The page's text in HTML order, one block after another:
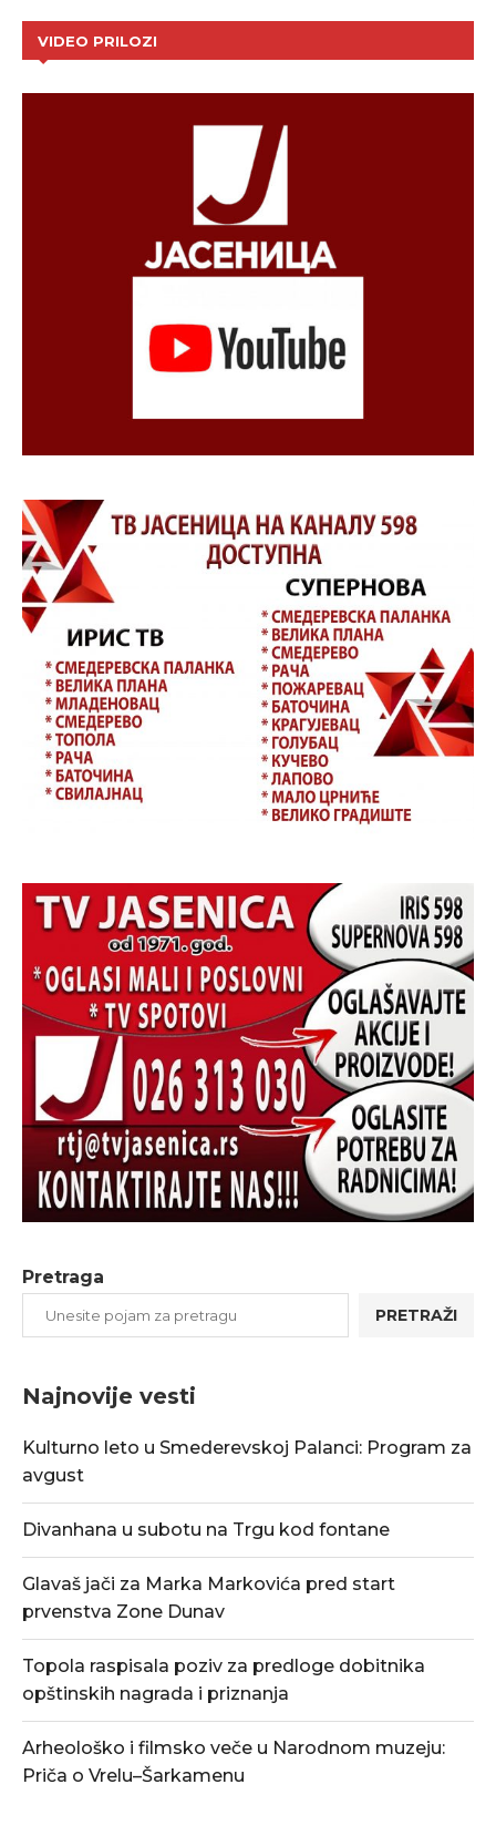
VIDEO PRILOZI
Pretraga
PRETRAŽI
Najnovije vesti
Kulturno leto u Smederevskoj Palanci: Program za
avgust
Divanhana u subotu na Trgu kod fontane
Glavaš jači za Marka Markovića pred start
prvenstva Zone Dunav
Topola raspisala poziv za predloge dobitnika
opštinskih nagrada i priznanja
Arheološko i filmsko veče u Narodnom muzeju:
Priča o Vrelu–Šarkamenu